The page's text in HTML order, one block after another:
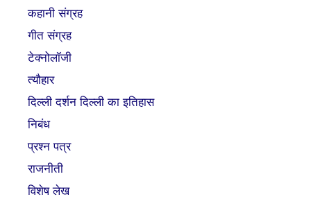
कहानी संग्रह
गीत संग्रह
टेक्नोलॉजी
त्यौहार
दिल्ली दर्शन दिल्ली का इतिहास
निबंध
प्रश्न पत्र
राजनीती
विशेष लेख